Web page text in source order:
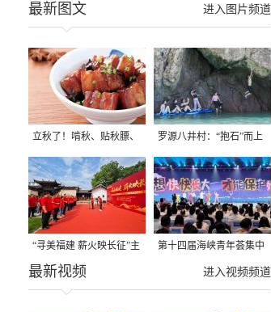
进入图片频道
最新图文
立秋了！啃秋、贴秋膘、
晒秋，福建人这样过才够
味→
罗源八井村：“抱石”而上
“寻美福建 薪火映长征”主
题活动在龙岩长汀启动
第十四届海峡青年荟集中
阶段活动在福州举行
进入视频频道
最新视频